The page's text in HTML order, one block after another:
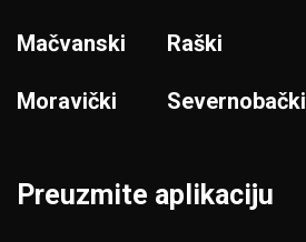
Mačvanski
Moravički
Raški
Severnobački
Preuzmite aplikaciju